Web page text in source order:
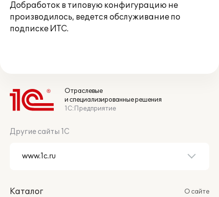
Добработок в типовую конфигурацию не
производилось, ведется обслуживание по
подписке ИТС.
Отраслевые
и специализированные решения
1С:Предприятие
Другие сайты 1С
Каталог
О сайте